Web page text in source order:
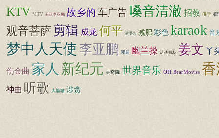
KTV MTV 王菲李亚鹏 故乡的 车广告 嗓音清澈 招教 佛学 都
观音菩萨 剪辑 成龙 何平 演唱会 减肥 彩色 karaok 音
梦中人天使 李亚鹏 邓超 幽兰操 活动/现场 姜文 丫
伤金曲 家人 新纪元 吴奇隆 世界音乐 on BearMovies
神曲 听歌 大脸猫 涉贪